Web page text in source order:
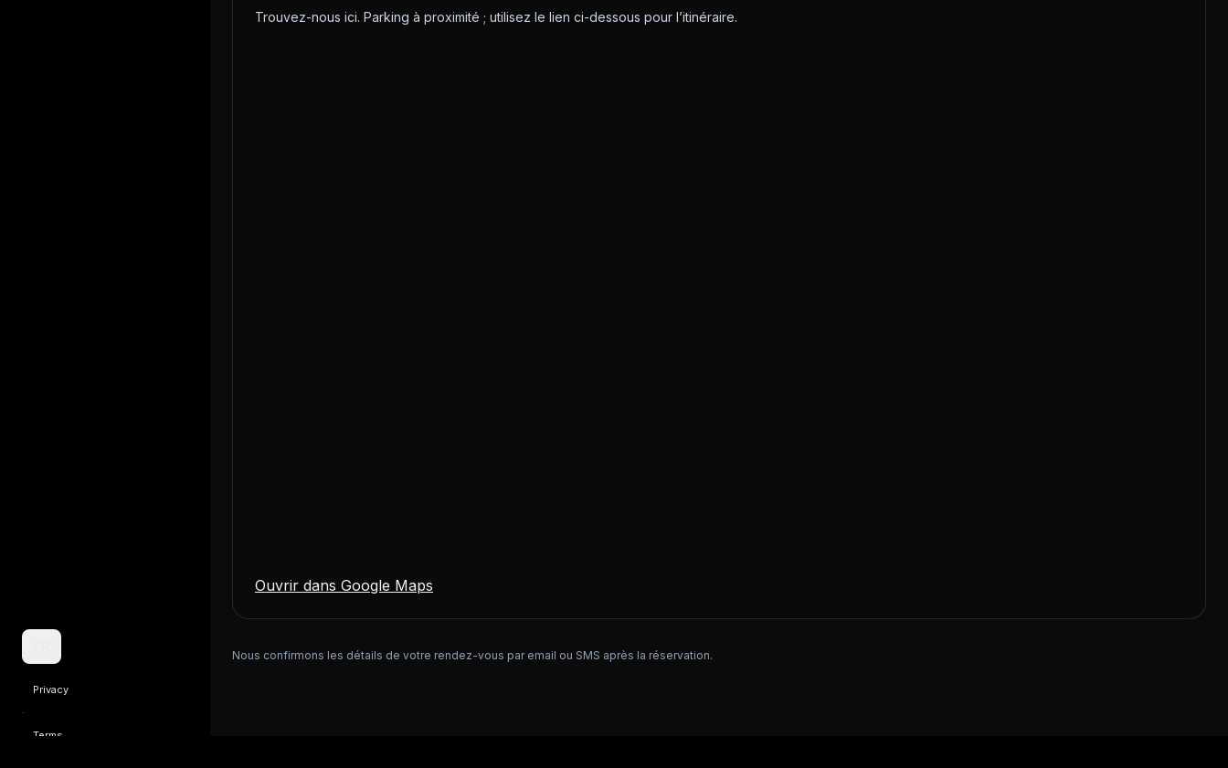
Privacy
·
Terms
Trouvez-nous ici. Parking à proximité ; utilisez le lien ci-dessous pour l’itinéraire.
Ouvrir dans Google Maps
Nous confirmons les détails de votre rendez-vous par email ou SMS après la réservation.